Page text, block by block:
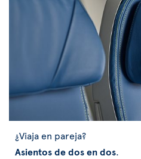
¿Viaja en pareja?
Asientos de dos en dos.